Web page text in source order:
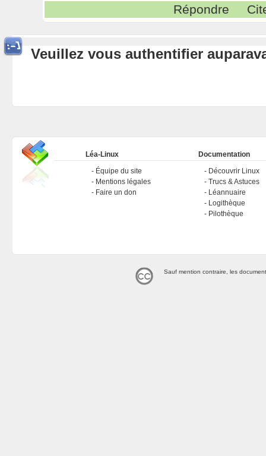
Répondre
Veuillez vous authentifier
Léa-Linux
Équipe du site
Mentions légales
Faire un don
Documentation
Découvrir Linux
Trucs & Astuces
Léannuaire
Logithèque
Pilothèque
Sauf mention contraire, les